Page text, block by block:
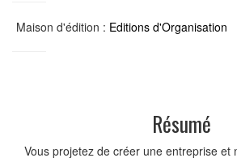
Maison d'édition : Editions d'Organisation
Résumé
Vous projetez de créer une entreprise et